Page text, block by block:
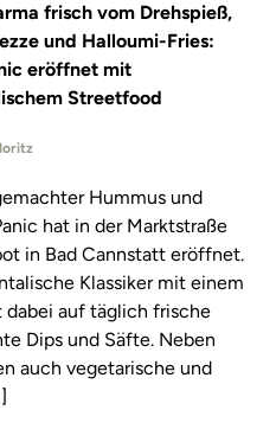
frisch vom Drehspieß,
und Halloumi-Fries:
eröffnet mit
Streetfood
Hummus und
hat in der Marktstraße
in Bad Cannstatt eröffnet.
Klassiker mit einem
dabei auf täglich frische
Dips und Säfte. Neben
auch vegetarische und